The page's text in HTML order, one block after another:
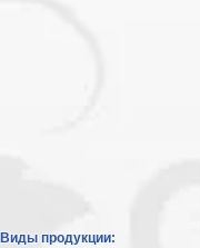
Виды продукции: